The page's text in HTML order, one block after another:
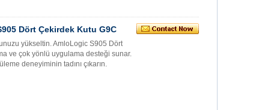
Dört Çekirdek Kutu G9C
yükseltin. AmloLogic S905 Dört
ve çok yönlü uygulama desteği sunar.
deneyiminin tadını çıkarın.